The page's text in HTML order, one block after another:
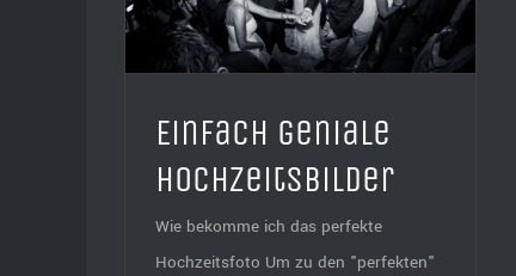
Einfach geniale
Hochzeitsbilder
Wie bekomme ich das perfekte
Hochzeitsfoto Um zu den "perfekten"
Lens Baby